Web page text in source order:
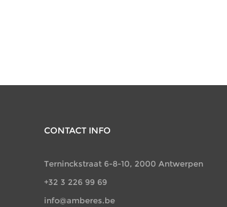
CONTACT INFO
Terninckstraat 6-8-10, 2000 Antwerpen
+32 3 226 99 69
info@amberes.be